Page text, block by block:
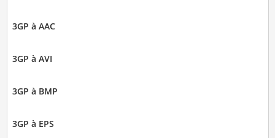
3GP à AAC
3GP à AVI
3GP à BMP
3GP à EPS